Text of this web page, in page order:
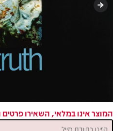
המוצר אינו במלאי, השאירו פרטים